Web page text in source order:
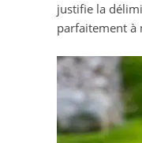
justifie la
parfaitement à